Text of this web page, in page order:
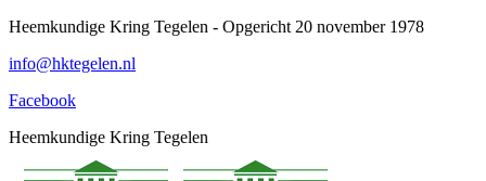
Spring
content
Heemkundige Kring Tegelen - Opgericht 20 november 1978
info@hktegelen.nl
Facebook
Heemkundige Kring Tegelen